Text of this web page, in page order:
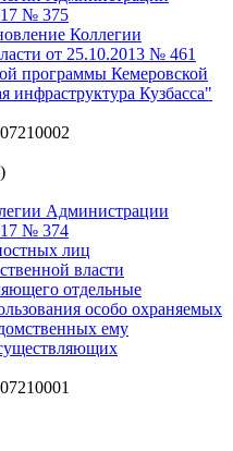
№ 375
Коллегии
от 25.10.2013 № 461
программы Кемеровской
Кузбасса"
Администрации
№ 374
лиц
власти
отдельные
особо охраняемых
ему